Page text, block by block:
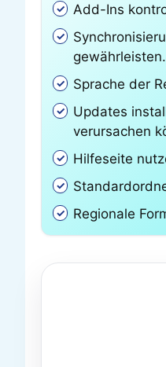
Add-Ins
gewährleisten.
Sprache der
Updates
verursachen
Hilfeseite
Regionale